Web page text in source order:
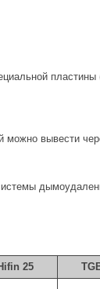
пластины
можно вывести
25